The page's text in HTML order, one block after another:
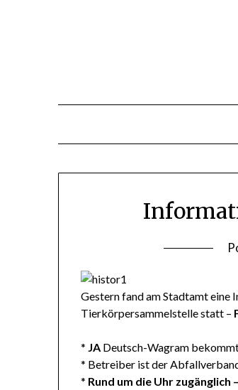
Gestern fand am Stadtamt
Tierkörpersammelstelle statt –
* JA Deutsch-Wagram
* Betreiber ist der
* Rund um die Uhr zugänglich